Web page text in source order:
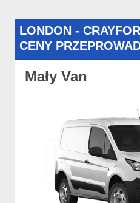
LONDON -
CENY
Mały Van